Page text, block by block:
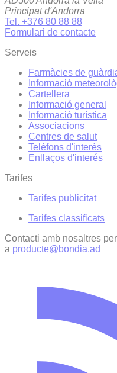
Principat d'Andorra
Tel. +376 80 88 88
Formulari de contacte
Serveis
Farmàcies de
Informació
Cartellera
Informació general
Informació turística
Associacions
Centres de salut
Telèfons d'interès
Enllaços d'interés
Tarifes
Tarifes publicitat
Tarifes classificats
Contacti amb nosaltres
a producte@bondia.ad